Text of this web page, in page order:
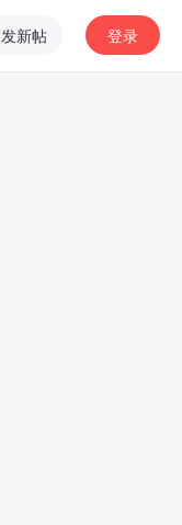
资源中心
发新帖 登录